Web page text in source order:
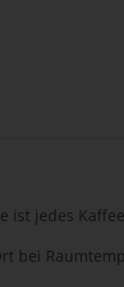
ist jedes
bei